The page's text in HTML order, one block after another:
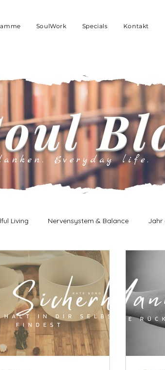
SoulWork Specials Kontakt
Everyday life.
Living Nervensystem & Balance Jahr
Neubeginn Mut & Selbstbestimmung
Stress & Nervensystem
& Energie Spiritualität & Intuition